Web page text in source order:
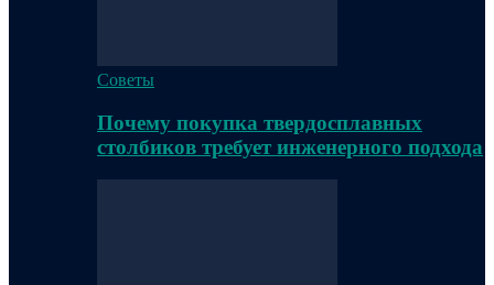
Советы
Почему покупка твердосплавных
столбиков требует инженерного подхода